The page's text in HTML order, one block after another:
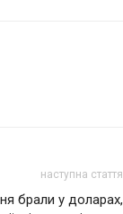
наступна стаття
брали у доларах,